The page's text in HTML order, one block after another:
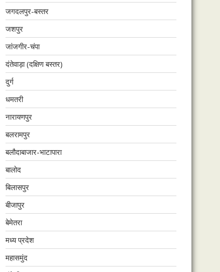
जगदलपुर-बस्तर
जशपुर
जांजगीर-चंपा
दंतेवाड़ा (दक्षिण बस्तर)
दुर्ग
धमतरी
नारायणपुर
बलरामपुर
बलौदाबाजार-भाटापारा
बालोद
बिलासपुर
बीजापुर
बेमेतरा
मध्य प्रदेश
महासमुंद